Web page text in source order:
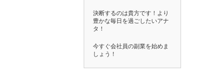
決断するのは貴方です！より
豊かな毎日を過ごしたいアナ
タ！
今すぐ会社員の副業を始めま
しょう！